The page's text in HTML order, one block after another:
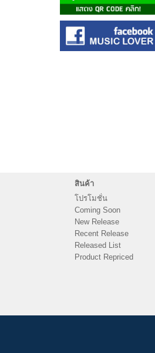
สินค้า
โปรโมชั่น
Coming Soon
New Release
Recent Release
Released List
Product Repriced